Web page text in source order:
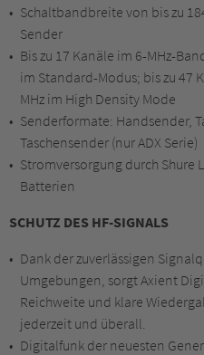
Schaltbandbreite von bis zu
Sender
Bis zu 17 Kanäle im 6-MHz-
im Standard-Modus; bis zu 47
MHz im High Density Mode
Senderformate: Handsender,
Taschensender (nur ADX Serie)
Stromversorgung durch Shure
Batterien
SCHUTZ DES HF-SIGNALS
Dank der zuverlässigen
Umgebungen, sorgt Axient
Reichweite und klare
jederzeit und überall.
Digitalfunk der neuesten